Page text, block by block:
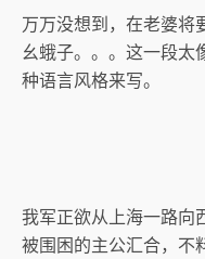
万万没想到，在老婆将
幺蛾子。。。这一段太
种语言风格来写。
我军正欲从上海一路向
被围困的主公汇合，不